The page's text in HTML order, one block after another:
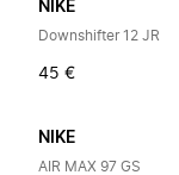
NIKE
Downshifter 12 JR
45 €
NIKE
AIR MAX 97 GS